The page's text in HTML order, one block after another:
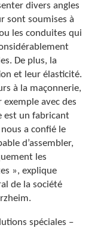
divers angles
sont soumises à
les conduites qui
De plus, la
et leur élasticité.
à la maçonnerie,
exemple avec des
est un fabricant
a confié le
d’assembler,
les
», explique
de la société
spéciales –